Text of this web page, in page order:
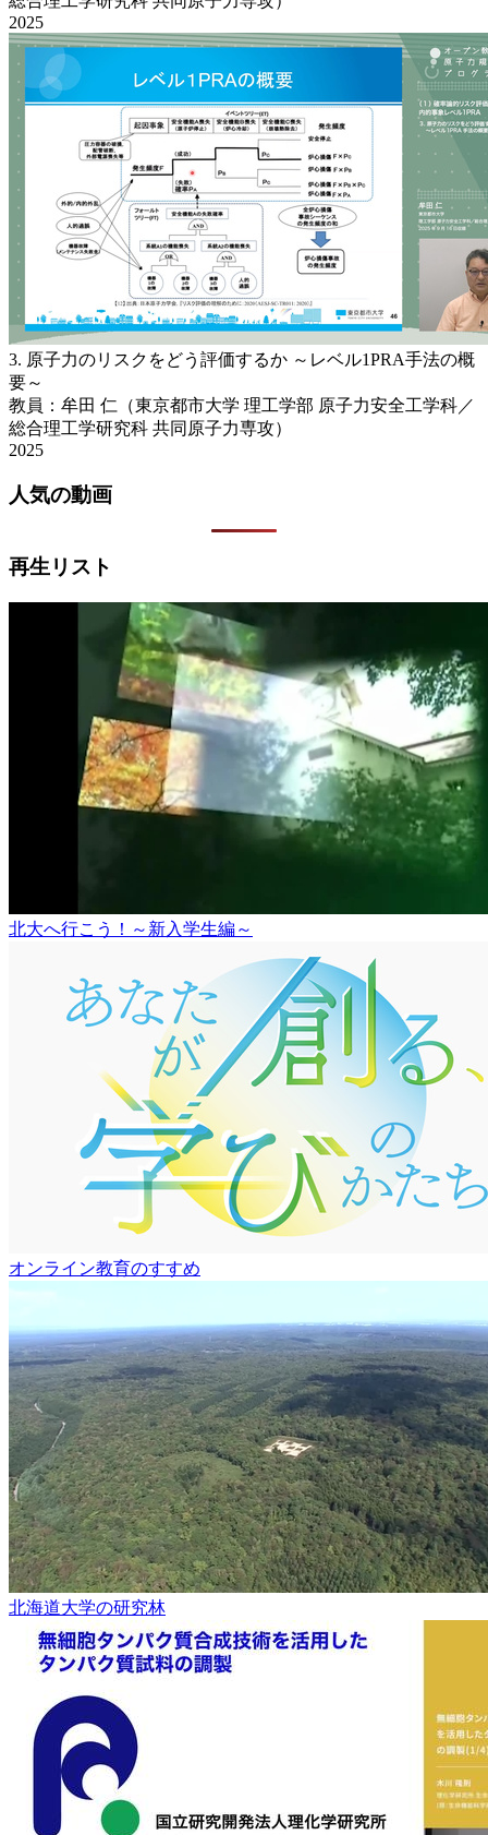
2025
3. 原子力のリスクをどう評価するか ～レベル1PRA手法の概
要～
教員：牟田 仁（東京都市大学 理工学部 原子力安全工学科／
総合理工学研究科 共同原子力専攻）
2025
人気の動画
再生リスト
北大へ行こう！～新入学生編～
オンライン教育のすすめ
北海道大学の研究林